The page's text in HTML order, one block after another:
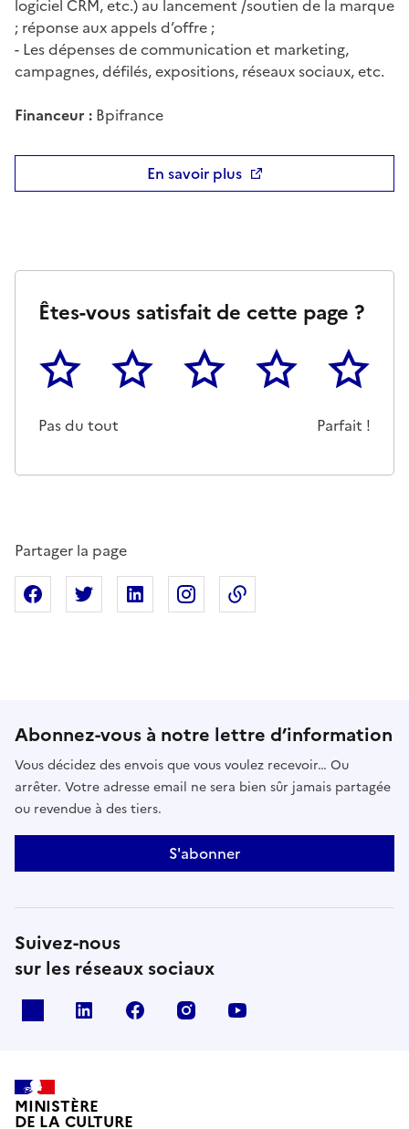
logiciel CRM, etc.) au lancement /soutien de la marque
; réponse aux appels d’offre ;
- Les dépenses de communication et marketing,
campagnes, défilés, expositions, réseaux sociaux, etc.
Financeur : Bpifrance
En savoir plus
Êtes-vous satisfait de cette page ?
1
Pas du tout
2 3 4 5
Parfait !
Partager la page
Partager sur Facebook
Partager sur XPartager sur Linkedin
Partager sur Instagram
Abonnez-vous à notre lettre d’information
Vous décidez des envois que vous voulez recevoir… Ou
arrêter. Votre adresse email ne sera bien sûr jamais partagée
ou revendue à des tiers.
S'abonner
Suivez-nous
sur les réseaux sociaux
linkedin facebook instagram
MINISTÈRE
DE LA CULTURE